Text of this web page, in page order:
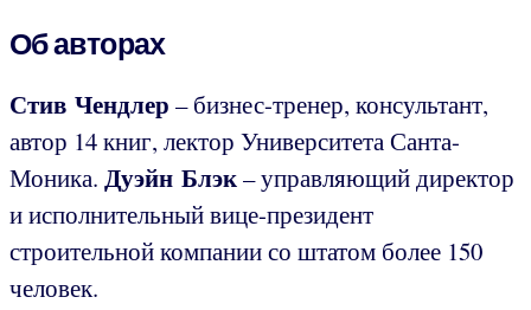
Об авторах
Стив Чендлер – бизнес-тренер, консультант,
автор 14 книг, лектор Университета Санта-
Моника. Дуэйн Блэк– управляющий директор
и исполнительный вице-президент
строительной компании со штатом более 150
человек.